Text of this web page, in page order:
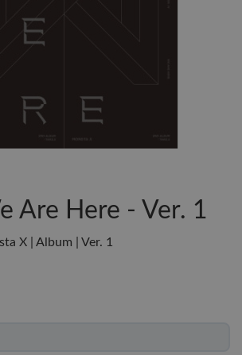
Are Here - Ver. 1
X | Album | Ver. 1